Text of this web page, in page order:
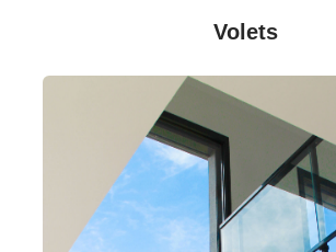
Volets